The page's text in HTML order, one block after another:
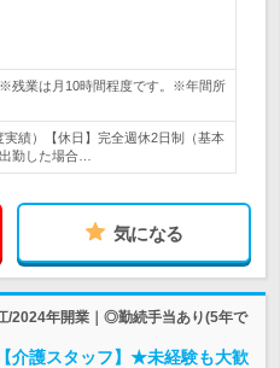
残業は月10時間程度です。※年間所
績）【休日】完全週休2日制（基本
勤した場合…
気になる
/2024年開業｜◎勤続手当あり(5年で
介護スタッフ】★未経験も大歓